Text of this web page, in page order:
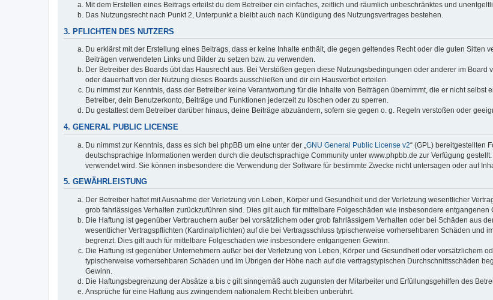
Mit dem Erstellen eines Beitrags erteilst du dem Betreiber ein einfaches, zeitlich und räumlich unbeschränktes und
Das Nutzungsrecht nach Punkt 2, Unterpunkt a bleibt auch nach Kündigung des Nutzungsvertrages bestehen.
3. PFLICHTEN DES NUTZERS
Du erklärst mit der Erstellung eines Beitrags, dass er keine Inhalte enthält, die gegen geltendes Recht oder die guten Sitten
Beiträgen verwendeten Links und Bilder zu setzen bzw. zu verwenden.
Der Betreiber des Boards übt das Hausrecht aus. Bei Verstößen gegen diese Nutzungsbedingungen oder anderer im
oder dauerhaft von der Nutzung dieses Boards ausschließen und dir ein Hausverbot erteilen.
Du nimmst zur Kenntnis, dass der Betreiber keine Verantwortung für die Inhalte von Beiträgen übernimmt, die er nicht
Betreiber, dein Benutzerkonto, Beiträge und Funktionen jederzeit zu löschen oder zu sperren.
Du gestattest dem Betreiber darüber hinaus, deine Beiträge abzuändern, sofern sie gegen o. g. Regeln verstoßen oder
4. GENERAL PUBLIC LICENSE
Du nimmst zur Kenntnis, dass es sich bei phpBB um eine unter der „ GNU General Public License v2“ (GPL) bereitgestellten
deutschsprachige Informationen werden durch die deutschsprachige Community unter www.phpbb.de zur Verfügung
verwendet wird. Sie können insbesondere die Verwendung der Software für bestimmte Zwecke nicht untersagen oder auf
5. GEWÄHRLEISTUNG
Der Betreiber haftet mit Ausnahme der Verletzung von Leben, Körper und Gesundheit und der Verletzung wesentlicher
grob fahrlässiges Verhalten zurückzuführen sind. Dies gilt auch für mittelbare Folgeschäden wie insbesondere entgangenen
Die Haftung ist gegenüber Verbrauchern außer bei vorsätzlichem oder grob fahrlässigem Verhalten oder bei Schäden aus
wesentlicher Vertragspflichten (Kardinalpflichten) auf die bei Vertragsschluss typischerweise vorhersehbaren Schäden und
begrenzt. Dies gilt auch für mittelbare Folgeschäden wie insbesondere entgangenen Gewinn.
Die Haftung ist gegenüber Unternehmern außer bei der Verletzung von Leben, Körper und Gesundheit oder vorsätzlichem
typischerweise vorhersehbaren Schäden und im Übrigen der Höhe nach auf die vertragstypischen Durchschnittsschäden
Gewinn.
Die Haftungsbegrenzung der Absätze a bis c gilt sinngemäß auch zugunsten der Mitarbeiter und Erfüllungsgehilfen des
Ansprüche für eine Haftung aus zwingendem nationalem Recht bleiben unberührt.